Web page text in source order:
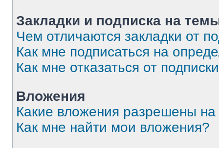
Закладки и подписка на
Чем отличаются закладки от
Как мне подписаться на
Как мне отказаться от
Вложения
Какие вложения разрешены
Как мне найти мои вложения?